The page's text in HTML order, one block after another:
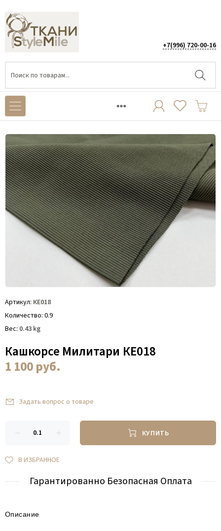
+7(996) 720-00-16
Каталог Кашкорсе Милитари КЕ018
Артикул КЕ018
Количество 0.9
Вес 0.43 kg
Кашкорсе Милитари КЕ018
1 100руб.
Задать вопрос о товаре
КУПИТЬ
В ИЗБРАННОЕ
Гарантированно Безопасная Оплата
Описание